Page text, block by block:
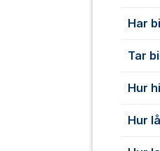
Har
Tar
Hur
Hur